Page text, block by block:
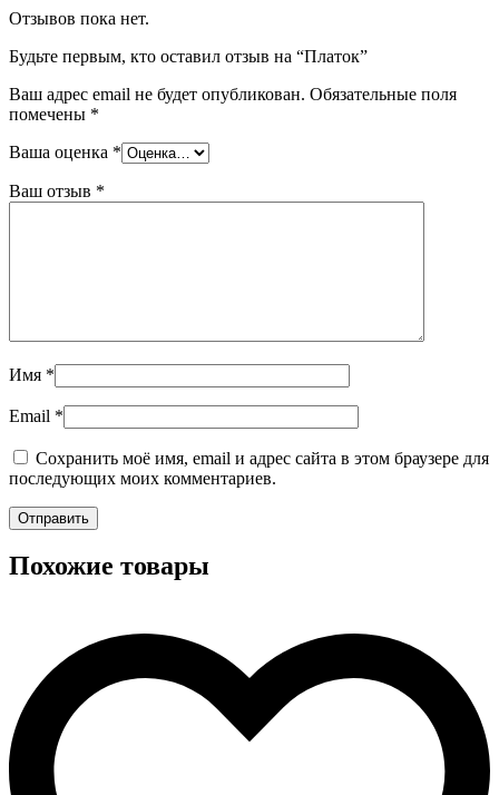
Отзывов пока нет.
Будьте первым, кто оставил отзыв на “Платок”
Ваш адрес email не будет опубликован. Обязательные поля
помечены *
Ваша оценка *
Ваш отзыв *
Имя *
Email *
Сохранить моё имя, email и адрес сайта в этом браузере для
последующих моих комментариев.
Похожие товары